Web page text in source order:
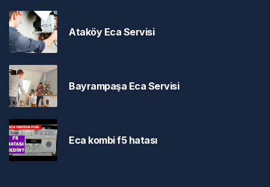
Ataköy Eca Servisi
Bayrampaşa Eca Servisi
Eca kombi f5 hatası